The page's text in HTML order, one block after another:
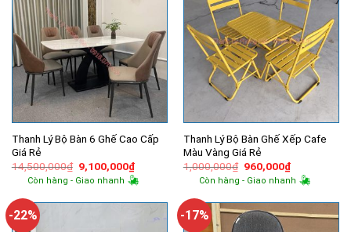
Thanh Lý Bộ Bàn 6 Ghế Cao Cấp
Giá Rẻ
14,500,000₫ Giá
gốc
là:
9,100,000₫Giá
hiện
tại
9,100,000₫.
Còn hàng - Giao nhanh
Thanh Lý Bộ Bàn Ghế Xếp Cafe
Màu Vàng Giá Rẻ
1,000,000₫ Giá
gốc
là:
960,000₫Giá
hiện
tại
960,000₫.
Còn hàng - Giao nhanh
-22% -17%